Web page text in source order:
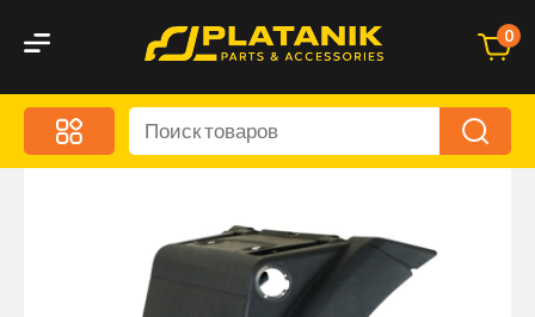
0
Меню
Акционные предложения
Дорожная кухня
Автохимия и уход